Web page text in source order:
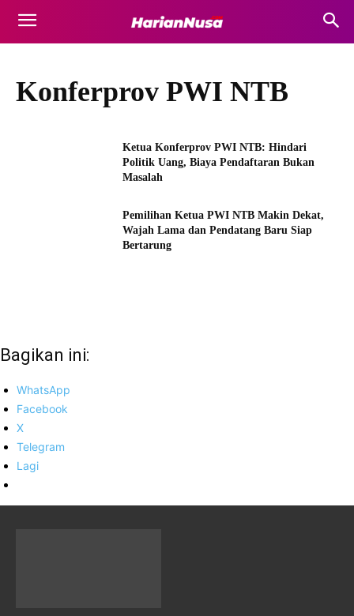
Konferprov PWI NTB
Ketua Konferprov PWI NTB: Hindari
Politik Uang, Biaya Pendaftaran Bukan
Masalah
Pemilihan Ketua PWI NTB Makin Dekat,
Wajah Lama dan Pendatang Baru Siap
Bertarung
Bagikan ini:
WhatsApp
Facebook
X
Telegram
Lagi